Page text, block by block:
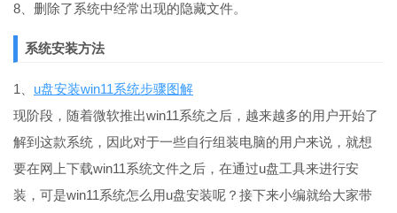
8、删除了系统中经常出现的隐藏文件。
系统安装方法
1、 u盘安装win11系统步骤图解
现阶段，随着微软推出win11系统之后，越来越多的用户开始了
解到这款系统，因此对于一些自行组装电脑的用户来说，就想
要在网上下载win11系统文件之后，在通过u盘工具来进行安
装，可是win11系统怎么用u盘安装呢？接下来小编就给大家带